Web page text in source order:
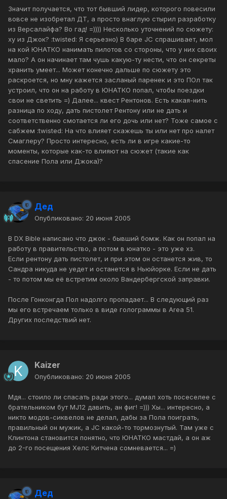
Значит получается, что тот бывший лидер, которого повесили
вовсе не изобретал ДТ, а просто внаглую стырил разработку
из Версалайфа? Во гад! =)))) Несколько уточнений по сюжету:
ху из Джок? :twisted: Я серьезно) В баре JC спрашивает, мол
на кой ЮНАТКО нанимать пилотов со стороны, что у них своих
мало? А он начинает там чушь какую-ту нести, что он секреты
хранить умеет... Может конечно дальше по сюжету это
раскроется, но мну кажется засланый паренек и это ПОл так
устроил, что он на работу в ЮНАТКО попал, чтобы поездки
свои не светить =) Далее... квест Рентонов. Есть какая-нить
разница по ходу, дать пистолет Рентону или не дать и
соответственно смотается ли его дочь или нет? Тоже самое с
сабжем :twisted: На что влияет скажешь ты или нет про налет
Смаглеру? Просто интересно, есть ли в игре какие-то
моменты, которые как-то влияют на сюжет (такие как
спасение Пола или Джока)?
Дед
Опубликовано: 20 июня 2005
В DX Bible написано что джок - бывший бомж. Как он попал на
работу в правительство, а потом в юнатко - это уже хз.
Если рентону дать пистолет, и при этом он останется жив, то
Сандра никуда не уедет и останется в Ньюйорке. Если не дать
- то потом мы её встретим около Вандербергской заправки.
После Гонконгда Пол надолго пропадает... В следующий раз
мы его встречаем только в виде голограммы в Area 51.
Других последствий нет.
Kaizer
Опубликовано: 20 июня 2005
Мдя... стоило ли спасать ради этого... думал хоть посеселее с
брательником бут MJ12 давить, ан фиг! =))) Хы... интересно, а
никто модов-сиквелов не делал, дабы за Пола поиграть,
правильный он мужик, а JC какой-то тормознутый. Там уже с
Клинтона становится понятно, что ЮНАТКО мастдай, а он аж
до 2-го посещения Хелс Китчена сомневается... =)
Дед